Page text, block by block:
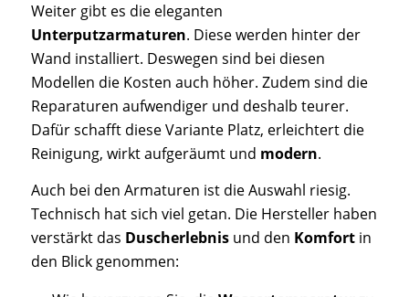
Weiter gibt es die eleganten
Unterputzarmaturen. Diese werden hinter der
Wand installiert. Deswegen sind bei diesen
Modellen die Kosten auch höher. Zudem sind die
Reparaturen aufwendiger und deshalb teurer.
Dafür schafft diese Variante Platz, erleichtert die
Reinigung, wirkt aufgeräumt und modern.
Auch bei den Armaturen ist die Auswahl riesig.
Technisch hat sich viel getan. Die Hersteller haben
verstärkt das Duscherlebnis und den Komfort in
den Blick genommen: